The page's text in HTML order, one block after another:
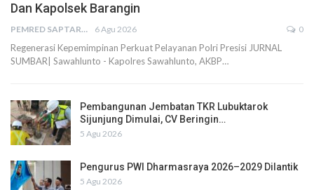
Dan Kapolsek Barangin
PEMRED SAPTARIUS 6 Agu 2026 0
Regenerasi Kepemimpinan Perkuat Pelayanan Polri Presisi JURNAL
SUMBAR| Sawahlunto - Kapolres Sawahlunto, AKBP…
Pembangunan Jembatan TKR Lubuktarok
Sijunjung Dimulai, CV Beringin…
5 Agu 2026
Pengurus PWI Dharmasraya 2026–2029 Dilantik
5 Agu 2026